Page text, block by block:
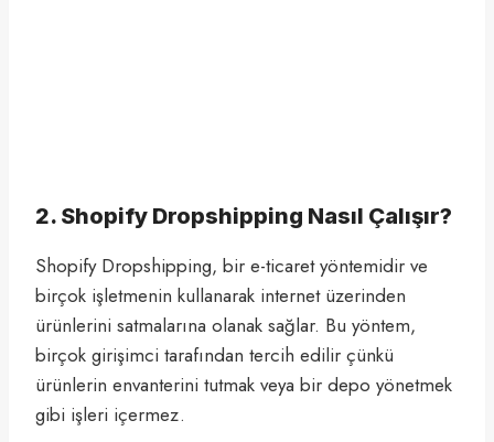
2. Shopify Dropshipping Nasıl Çalışır?
Shopify Dropshipping, bir e-ticaret yöntemidir ve
birçok işletmenin kullanarak internet üzerinden
ürünlerini satmalarına olanak sağlar. Bu yöntem,
birçok girişimci tarafından tercih edilir çünkü
ürünlerin envanterini tutmak veya bir depo yönetmek
gibi işleri içermez.